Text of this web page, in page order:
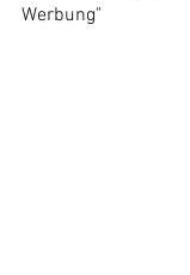
Werbung"